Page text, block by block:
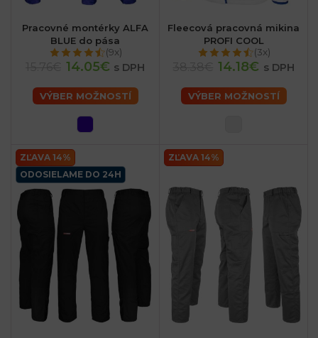
Pracovné montérky ALFA
BLUE do pása
(9x)
14.05€ s DPH
VÝBER MOŽNOSTÍ
Fleecová pracovná mikina
PROFI COOL
(3x)
14.18€ s DPH
VÝBER MOŽNOSTÍ
ZĽAVA 14%
ODOSIELAME DO 24H
ZĽAVA 14%